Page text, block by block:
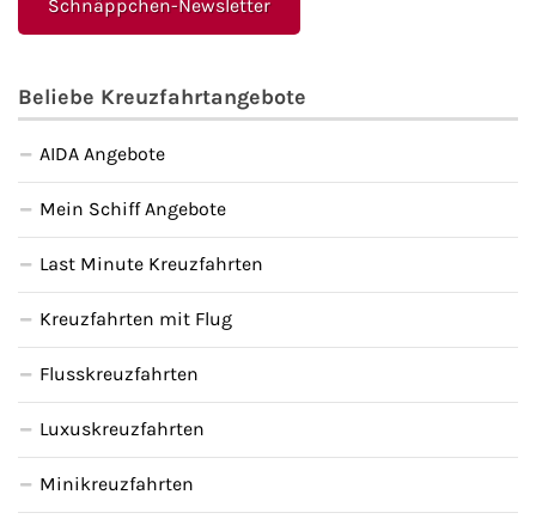
Schnäppchen-Newsletter
Beliebe Kreuzfahrtangebote
AIDA Angebote
Mein Schiff Angebote
Last Minute Kreuzfahrten
Kreuzfahrten mit Flug
Flusskreuzfahrten
Luxuskreuzfahrten
Minikreuzfahrten